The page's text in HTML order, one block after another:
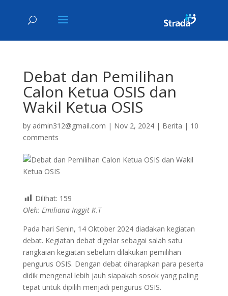
Debat dan Pemilihan
Calon Ketua OSIS dan
Wakil Ketua OSIS
by admin312@gmail.com | Nov 2, 2024| Berita | 10
comments
Dilihat: 159
Oleh: Emiliana Inggit K.T
Pada hari Senin, 14 Oktober 2024 diadakan kegiatan
debat. Kegiatan debat digelar sebagai salah satu
rangkaian kegiatan sebelum dilakukan pemilihan
pengurus OSIS. Dengan debat diharapkan para peserta
didik mengenal lebih jauh siapakah sosok yang paling
tepat untuk dipilih menjadi pengurus OSIS.